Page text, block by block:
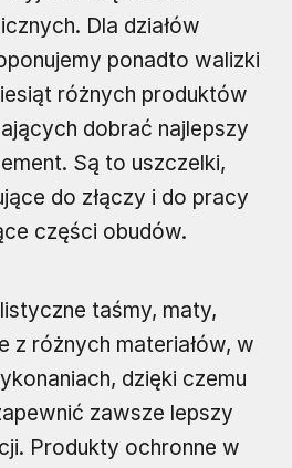
Dla działów
ponadto walizki
różnych produktów
dobrać najlepszy
Są to uszczelki,
do złączy i do pracy
części obudów.
taśmy, maty,
z różnych materiałów, w
dzięki czemu
zawsze lepszy
Produkty ochronne w